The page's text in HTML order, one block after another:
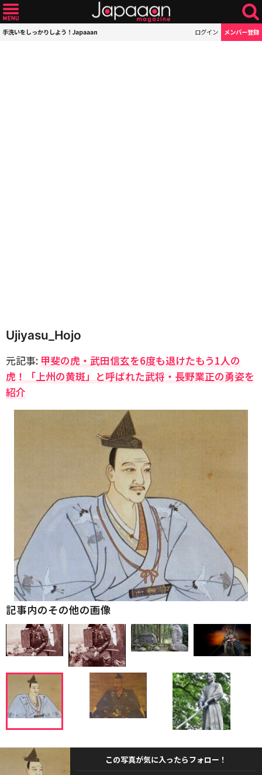
手洗いをしっかりしよう！Japaaan ログイン メンバー登録
Ujiyasu_Hojo
元記事: 甲斐の虎・武田信玄を6度も退けたもう1人の
虎！「上州の黄斑」と呼ばれた武将・長野業正の勇姿を
紹介
記事内のその他の画像
この写真が気に入ったらフォロー！